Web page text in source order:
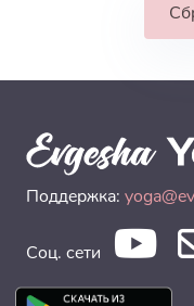
Поддержка:
Соц. сети